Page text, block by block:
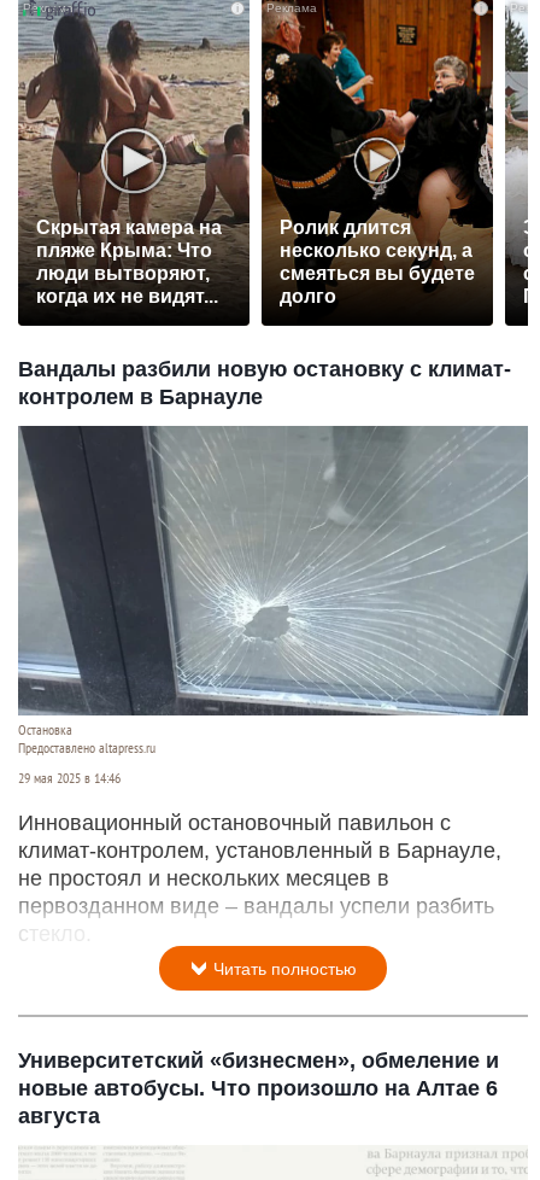
i
Скрытая камера на
пляже Крыма: Что
люди вытворяют,
когда их не видят...
i
Ролик длится
несколько секунд, а
смеяться вы будете
долго
Вандалы разбили новую остановку с климат-
контролем в Барнауле
Остановка
Предоставлено altapress.ru
29 мая 2025 в 14:46
Инновационный остановочный павильон с
климат-контролем, установленный в Барнауле,
не простоял и нескольких месяцев в
первозданном виде – вандалы успели разбить
стекло.
Читать полностью
Университетский «бизнесмен», обмеление и
новые автобусы. Что произошло на Алтае 6
августа